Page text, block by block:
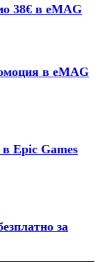
38€ в eMAG
в eMAG
Epic Games
за